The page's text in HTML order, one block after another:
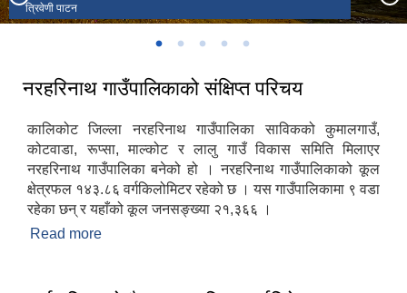
त्रिवेणी पाटन
सार्वजनिक सुनुवाई कार्यक्रम ।
नरहरिनाथ गाउँपालिकाको संक्षिप्त परिचय
कालिकोट जिल्ला नरहरिनाथ गाउँपालिका साविकको कुमालगाउँ,
कोटवाडा, रूप्सा, माल्कोट र लालु गाउँ विकास समिति मिलाएर
नरहरिनाथ गाउँपालिका बनेको हो । नरहरिनाथ गाउँपालिकाको कूल
क्षेत्रफल १४३.८६ वर्गकिलोमिटर रहेको छ । यस गाउँपालिकामा ९ वडा
रहेका छन् र यहाँको कूल जनसङ्ख्या २१,३६६ ।
Read more